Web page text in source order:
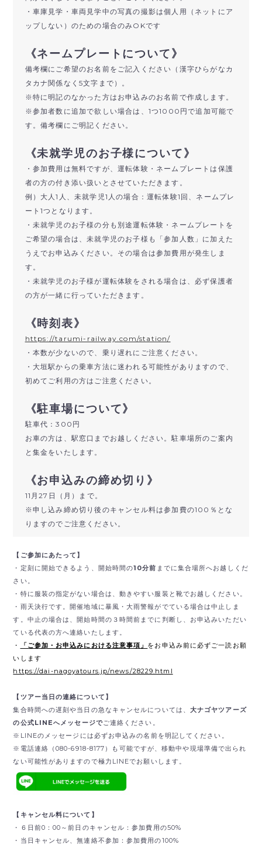
・車庫見学・車両見学中の写真の撮影は個人用（ネットにア
ップしない）のための場合のみOKです
《ネームプレートについて》
備考欄にご希望のお名前をご記入ください（漢字ひらがなカ
タカナ関係なく5文字まで）。
※特に明記のなかった方はお申込みのお名前で作成します。
※参加者数に追加で欲しい場合は、1つ1000円で追加可能で
す。備考欄にご明記ください。
《未就学児のお子様について》
・参加費用は無料ですが、運転体験・ネームプレートは保護
者の方の付き添い扱いとさせていただきます。
例）大人1人、未就学児1人の場合：運転体験1回、ネームプレ
ート1つとなります。
・未就学児のお子様の分も別途運転体験・ネームプレートを
ご希望の場合は、未就学児のお子様も「参加人数」に加えた
うえでお申込みください。その場合は参加費用が発生しま
す。
・未就学児のお子様が運転体験をされる場合は、必ず保護者
の方が一緒に行っていただきます。
《時刻表》
https://tarumi-railway.com/station/
・本数が少ないので、乗り遅れにご注意ください。
・大垣駅からの乗車方法に迷われる可能性がありますので、
初めてご利用の方はご注意ください。
《駐車場について》
駐車代：300円
お車の方は、駅窓口までお越しください。駐車場所のご案内
と集金をいたします。
《お申込みの締め切り》
11月27日（月）まで。
※申し込み締め切り後のキャンセル料は参加費の100％とな
りますのでご注意ください。
【ご参加にあたって】
・定刻に開始できるよう、開始時間の10分前 までに集合場所へお越しくだ
さい。
・特に服装の指定がない場合は、動きやすい服装と靴でお越しください。
・雨天決行です。開催地域に暴風・大雨警報がでている場合は中止しま
す。中止の場合は、開始時間の３時間前までに判断し、お申込みいただい
ている代表の方へ連絡いたします。
・
「ご参加・お申込みにおける注意事項」 をお申込み前に必ずご一読お願
いします
https://dai-nagoyatours.jp/news/28229.html
【ツアー当日の連絡について】
集合時間への遅刻や当日の急なキャンセルについては、 大ナゴヤツアーズ
の公式LINEへメッセージでご連絡ください。
※LINEのメッセージには必ずお申込みの名前を明記してください。
※電話連絡（080-6918-8177）も可能ですが、移動中や現場準備で出られ
ない可能性がありますので極力LINEでお願いします。
【キャンセル料について】
・６日前0：00～前日のキャンセル：参加費用の50%
・当日キャンセル、無連絡不参加：参加費用の100%